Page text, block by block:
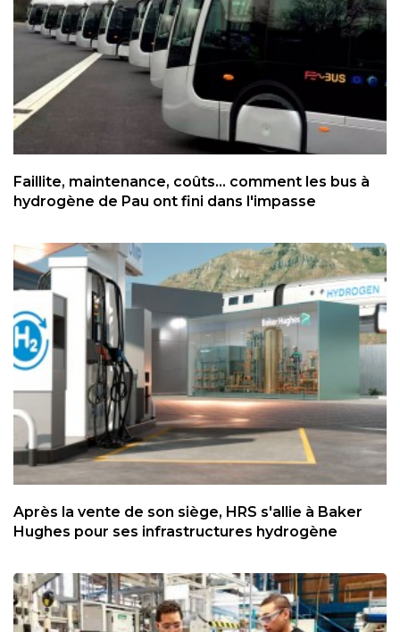
Faillite, maintenance, coûts... comment les bus à
hydrogène de Pau ont fini dans l'impasse
Après la vente de son siège, HRS s'allie à Baker
Hughes pour ses infrastructures hydrogène